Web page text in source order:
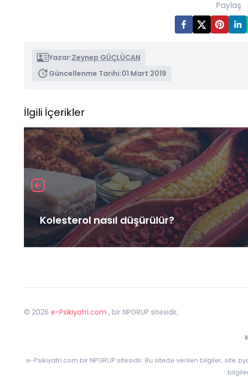
Paylaş
Yazar:Zeynep GÜÇLÜCAN
Güncellenme Tarihi:01 Mart 2019
İlgili İçerikler
Kolesterol nasıl düşürülür?
© 2026 e-Psikiyatri.com , bir NPGRUP sitesidir,
e-Psikiyatri.com bir NPGRUP sitesidir. Bu sitede verilen bilgiler, site